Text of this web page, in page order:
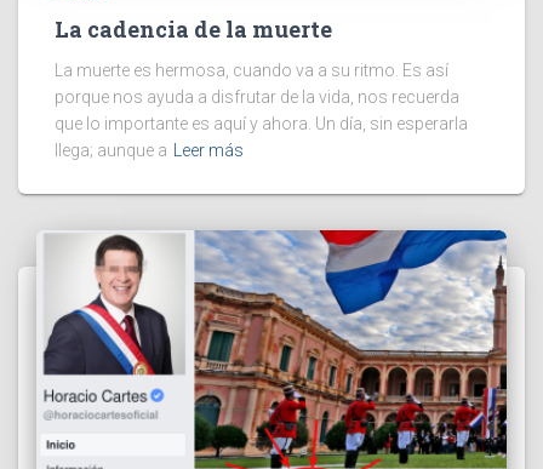
La cadencia de la muerte
La muerte es hermosa, cuando va a su ritmo. Es así
porque nos ayuda a disfrutar de la vida, nos recuerda
que lo importante es aquí y ahora. Un día, sin esperarla
llega; aunque a
Leer más